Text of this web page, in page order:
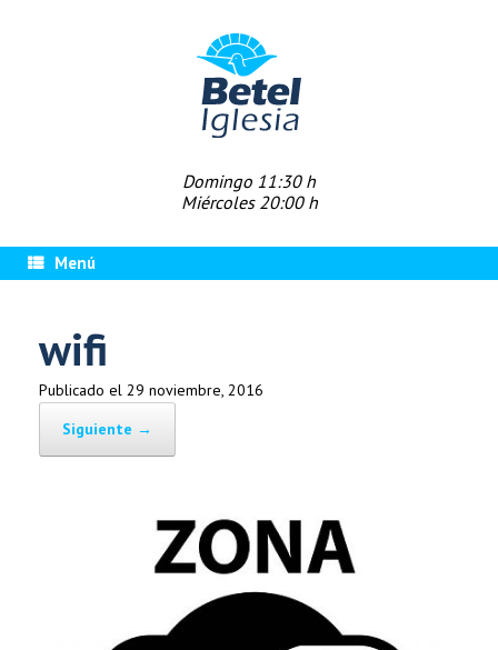
Domingo 11:30 h
Miércoles 20:00 h
Menú
wifi
Publicado el 29 noviembre, 2016
Siguiente →